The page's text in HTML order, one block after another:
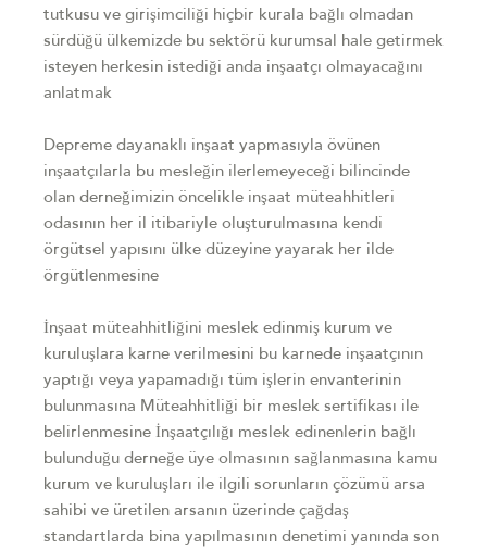
tutkusu ve girişimciliği hiçbir kurala bağlı olmadan
sürdüğü ülkemizde bu sektörü kurumsal hale getirmek
isteyen herkesin istediği anda inşaatçı olmayacağını
anlatmak
Depreme dayanaklı inşaat yapmasıyla övünen
inşaatçılarla bu mesleğin ilerlemeyeceği bilincinde
olan derneğimizin öncelikle inşaat müteahhitleri
odasının her il itibariyle oluşturulmasına kendi
örgütsel yapısını ülke düzeyine yayarak her ilde
örgütlenmesine
İnşaat müteahhitliğini meslek edinmiş kurum ve
kuruluşlara karne verilmesini bu karnede inşaatçının
yaptığı veya yapamadığı tüm işlerin envanterinin
bulunmasına Müteahhitliği bir meslek sertifikası ile
belirlenmesine İnşaatçılığı meslek edinenlerin bağlı
bulunduğu derneğe üye olmasının sağlanmasına kamu
kurum ve kuruluşları ile ilgili sorunların çözümü arsa
sahibi ve üretilen arsanın üzerinde çağdaş
standartlarda bina yapılmasının denetimi yanında son